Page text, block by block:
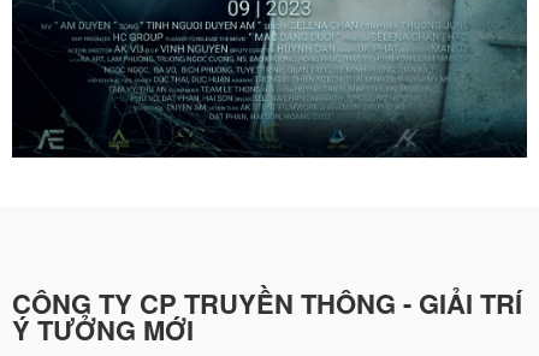
CÔNG TY CP TRUYỀN THÔNG - GIẢI TRÍ
Ý TƯỞNG MỚI